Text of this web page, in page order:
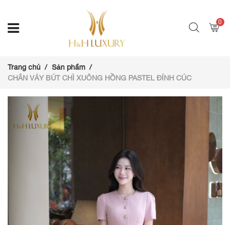
0
Trang chủ
Sản phẩm
CHÂN VÁY BÚT CHÌ XUÔNG HỒNG PASTEL ĐÍNH CÚC